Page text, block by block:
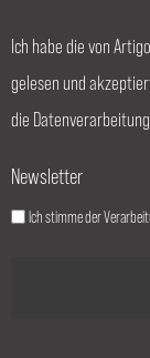
Ich habe die von
gelesen und
die
Newsletter
Ich stimme der